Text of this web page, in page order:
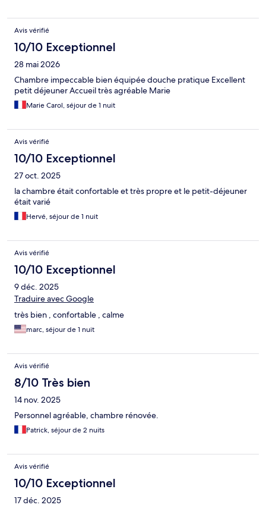
Avis vérifié
10/10 Exceptionnel
28 mai 2026
Chambre impeccable bien équipée douche pratique Excellent
petit déjeuner Accueil très agréable Marie
Marie Carol, séjour de 1 nuit
Avis vérifié
10/10 Exceptionnel
27 oct. 2025
la chambre était confortable et très propre et le petit-déjeuner
était varié
Hervé, séjour de 1 nuit
Avis vérifié
10/10 Exceptionnel
9 déc. 2025
Traduire avec Google
très bien , confortable , calme
marc, séjour de 1 nuit
Avis vérifié
8/10 Très bien
14 nov. 2025
Personnel agréable, chambre rénovée.
Patrick, séjour de 2 nuits
Avis vérifié
10/10 Exceptionnel
17 déc. 2025